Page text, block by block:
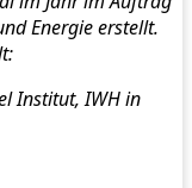
Energie erstellt.
Institut, IWH in